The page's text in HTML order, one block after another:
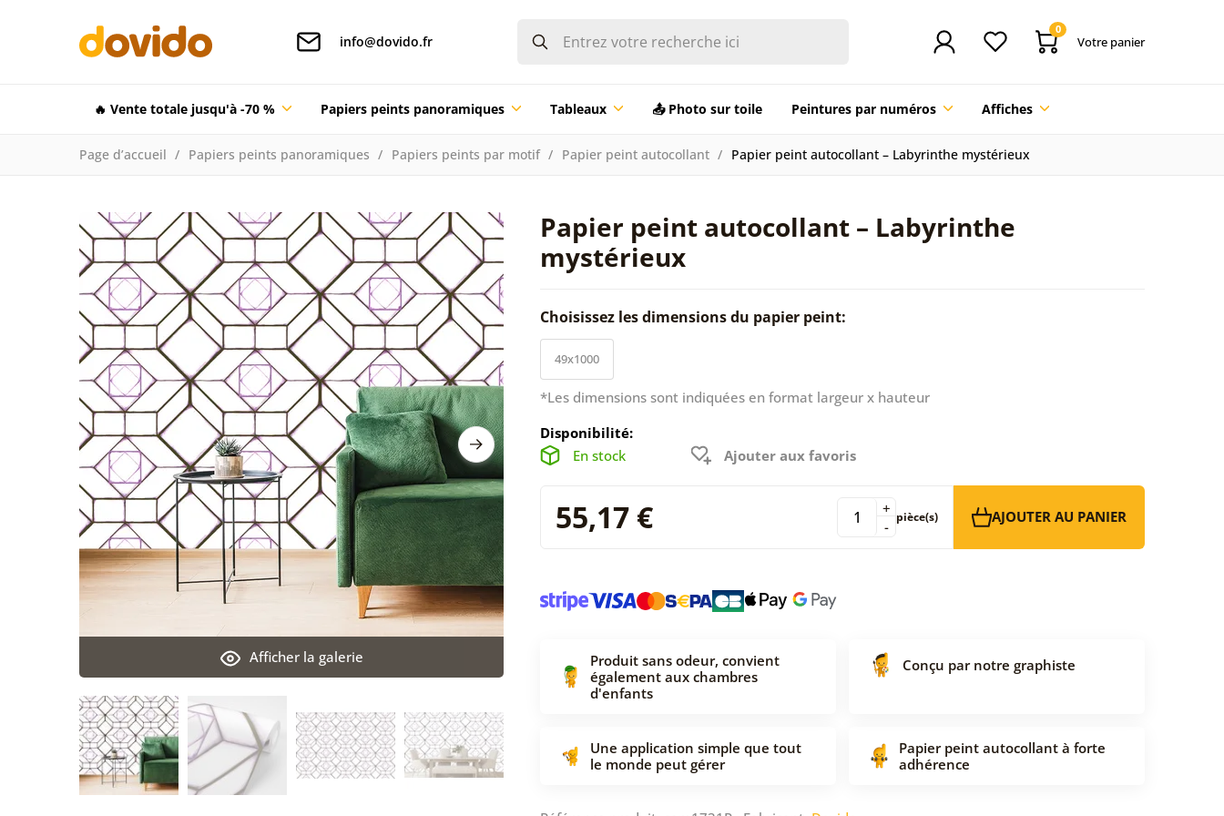
info@dovido.fr
0
Votre panier
🔥 Vente totale jusqu'à -70 % Papiers peints panoramiques Tableaux 📤 Photo sur toile Peintures par numéros Affiches
Page d’accueil Papiers peints panoramiques Papiers peints par motif Papier peint autocollant Papier peint autocollant – Labyrinthe mystérieux
Papier peint autocollant – Labyrinthe
mystérieux
Afficher la galerie
Choisissez les dimensions du papier peint:
49x1000
*Les dimensions sont indiquées en format largeur x hauteur
Disponibilité:
En stock
Ajouter aux favoris
55,17 € -
+ pièce(s) AJOUTER AU PANIER
Produit sans odeur, convient
également aux chambres
d'enfants
Conçu par notre graphiste
Une application simple que tout
le monde peut gérer
Papier peint autocollant à forte
adhérence